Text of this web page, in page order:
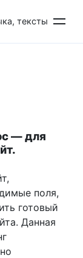
тексты
— для
поля,
готовый
Данная